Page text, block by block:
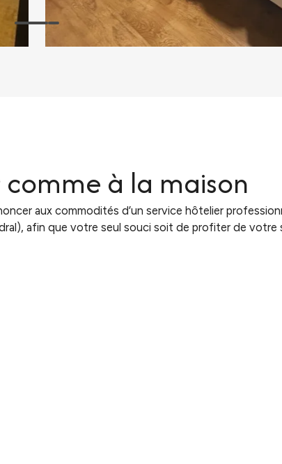
comme à la maison
aux commodités d’un service hôtelier
afin que votre seul souci soit de profiter de